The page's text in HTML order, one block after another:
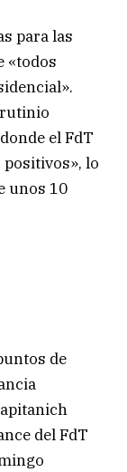
para las
«todos
el FdT
lo
unos 10
de
del FdT